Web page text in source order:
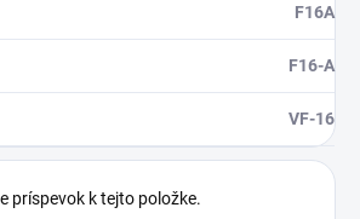
F16A
F16-A
VF-16
príspevok k tejto položke.